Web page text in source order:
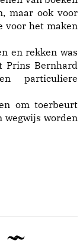
maar ook voor
voor het maken
en rekken was
Prins Bernhard
particuliere
om toerbeurt
wegwijs worden